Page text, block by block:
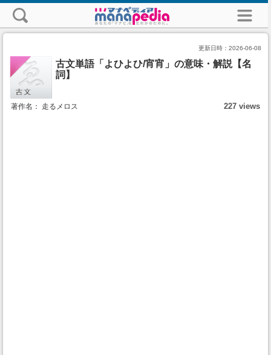
更新日時： 2026-06-08
古文単語「よひよひ/宵宵」の意味・解説【名
詞】
著作名： 走るメロス 227 views